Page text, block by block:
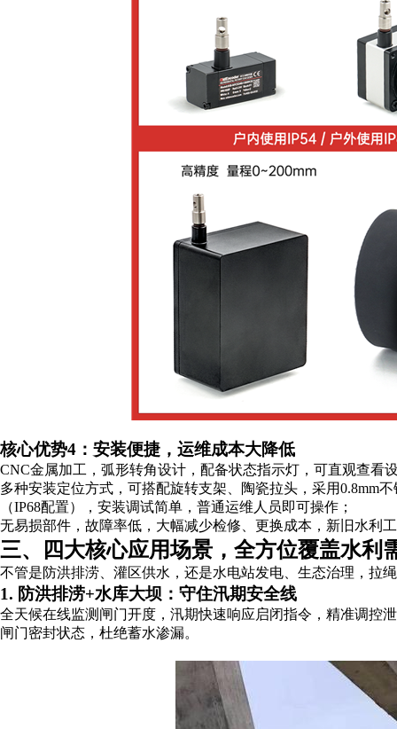
核心优势4：安装便捷，运维成本大降低
CNC金属加工，弧形转角设计，配备状态指示灯，可直观查看
多种安装定位方式，可搭配旋转支架、陶瓷拉头，采用0.8mm
（IP68配置），安装调试简单，普通运维人员即可操作；
无易损部件，故障率低，大幅减少检修、更换成本，新旧水利
三、四大核心应用场景，全方位覆盖水利
不管是防洪排涝、灌区供水，还是水电站发电、生态治理，拉
1. 防洪排涝+水库大坝：守住汛期安全线
全天候在线监测闸门开度，汛期快速响应启闭指令，精准调控
闸门密封状态，杜绝蓄水渗漏。